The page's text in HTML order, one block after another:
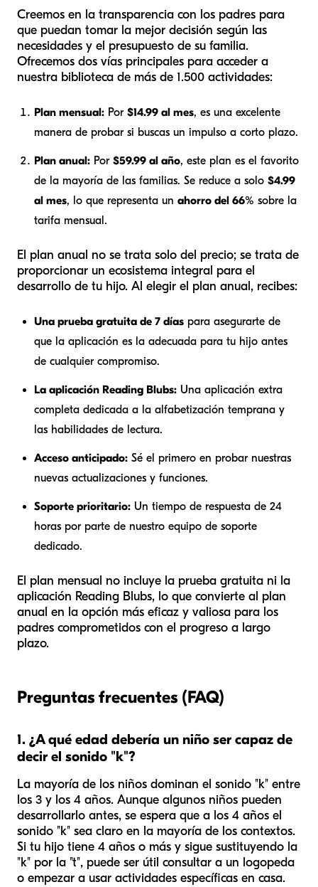
Creemos en la transparencia con los padres para
que puedan tomar la mejor decisión según las
necesidades y el presupuesto de su familia.
Ofrecemos dos vías principales para acceder a
nuestra biblioteca de más de 1.500 actividades:
Plan mensual: Por $14.99 al mes, es una excelente
manera de probar si buscas un impulso a corto plazo.
Plan anual: Por $59.99 al año, este plan es el favorito
de la mayoría de las familias. Se reduce a solo $4.99
al mes, lo que representa un ahorro del 66% sobre la
tarifa mensual.
El plan anual no se trata solo del precio; se trata de
proporcionar un ecosistema integral para el
desarrollo de tu hijo. Al elegir el plan anual, recibes:
Una prueba gratuita de 7 días para asegurarte de
que la aplicación es la adecuada para tu hijo antes
de cualquier compromiso.
La aplicación Reading Blubs: Una aplicación extra
completa dedicada a la alfabetización temprana y
las habilidades de lectura.
Acceso anticipado: Sé el primero en probar nuestras
nuevas actualizaciones y funciones.
Soporte prioritario: Un tiempo de respuesta de 24
horas por parte de nuestro equipo de soporte
dedicado.
El plan mensual no incluye la prueba gratuita ni la
aplicación Reading Blubs, lo que convierte al plan
anual en la opción más eficaz y valiosa para los
padres comprometidos con el progreso a largo
plazo.
Preguntas frecuentes (FAQ)
1. ¿A qué edad debería un niño ser capaz de
decir el sonido "k"?
La mayoría de los niños dominan el sonido "k" entre
los 3 y los 4 años. Aunque algunos niños pueden
desarrollarlo antes, se espera que a los 4 años el
sonido "k" sea claro en la mayoría de los contextos.
Si tu hijo tiene 4 años o más y sigue sustituyendo la
"k" por la "t", puede ser útil consultar a un logopeda
o empezar a usar actividades específicas en casa.